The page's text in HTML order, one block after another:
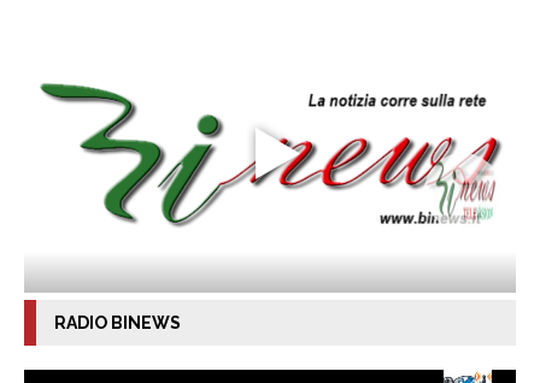
RADIO BINEWS